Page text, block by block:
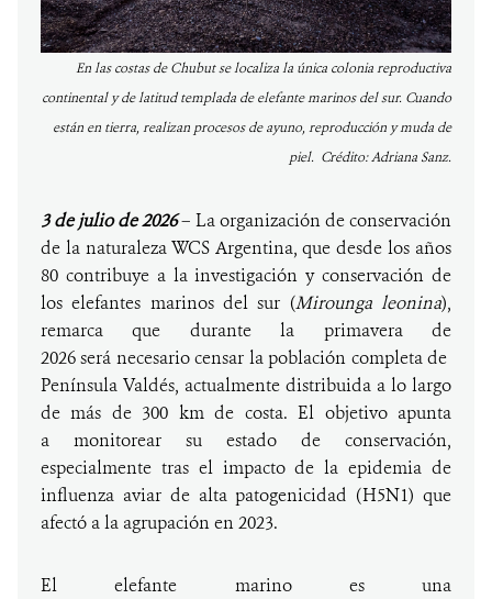
En las costas de Chubut se localiza la única colonia reproductiva
continental y de latitud templada de elefante marinos del sur. Cuando
están en tierra, realizan procesos de ayuno, reproducción y muda de
piel. Crédito: Adriana Sanz.
3 de julio de 2026– La organización de conservación
de la naturaleza WCS Argentina, que desde los años
80 contribuye a la investigación y conservación de
los elefantes marinos del sur (Mirounga leonina),
remarca que durante la primavera de
2026 será necesario censar la población completa de
Península Valdés, actualmente distribuida a lo largo
de más de 300 km de costa. El objetivo apunta
a monitorear su estado de conservación,
especialmente tras el impacto de la epidemia de
influenza aviar de alta patogenicidad (H5N1) que
afectó a la agrupación en 2023.
El elefante marino es una